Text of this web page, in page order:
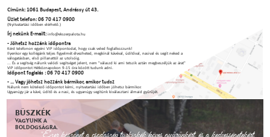
Címünk: 1061 Budapest, Andrássy út 43.
Üzlet telefon: 06 70 417 0900
(Nyitvatartási időben elérhető.)
Írj nekünk E-mailt:info@ekszerpalota.hu
- Jöhetsz hozzánk időpontra
Kérd telefonon egyéni VIP időpontodat, hogy csak veled foglalkozzunk!
Ilyenkor egy kollégánk teljes figyelmét élvezheted, megkínál kávéval, üdítőval, nasival és segít neked a
válogatásban, első pillanattól az utolsóig.
... És a segítség nálunk valódi segítséget jelent, nem "válaszd ki ami tetszik aztán megbeszéljük az árat"
VIP időpontot Hétköznapokon 9-15 óra között tudunk adni.
Időpont foglalás : 06 70 417 0900
- ... Vagy jöhetsz hozzánk bármikor, amikor tudsz
Nálunk nem kötelező időpontot kérni, nyitvatartási időben jöhetsz bármikor.
Ugyanúgy jár a kávé, üdítő és a nasi, és ugyanúgy segítünk kiválasztani álmaid gyűrűjét.
BÜSZKÉK
VAGYUNK A
BOLDOGSÁGRA.